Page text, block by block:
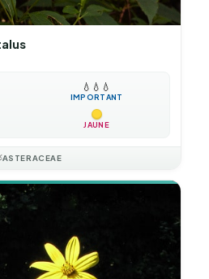
💧 💧 💧
IMPORTANT
JAUNE
ASTERACEAE